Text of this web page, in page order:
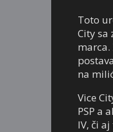
Toto
City sa
na
Vice
PSP a
IV, či